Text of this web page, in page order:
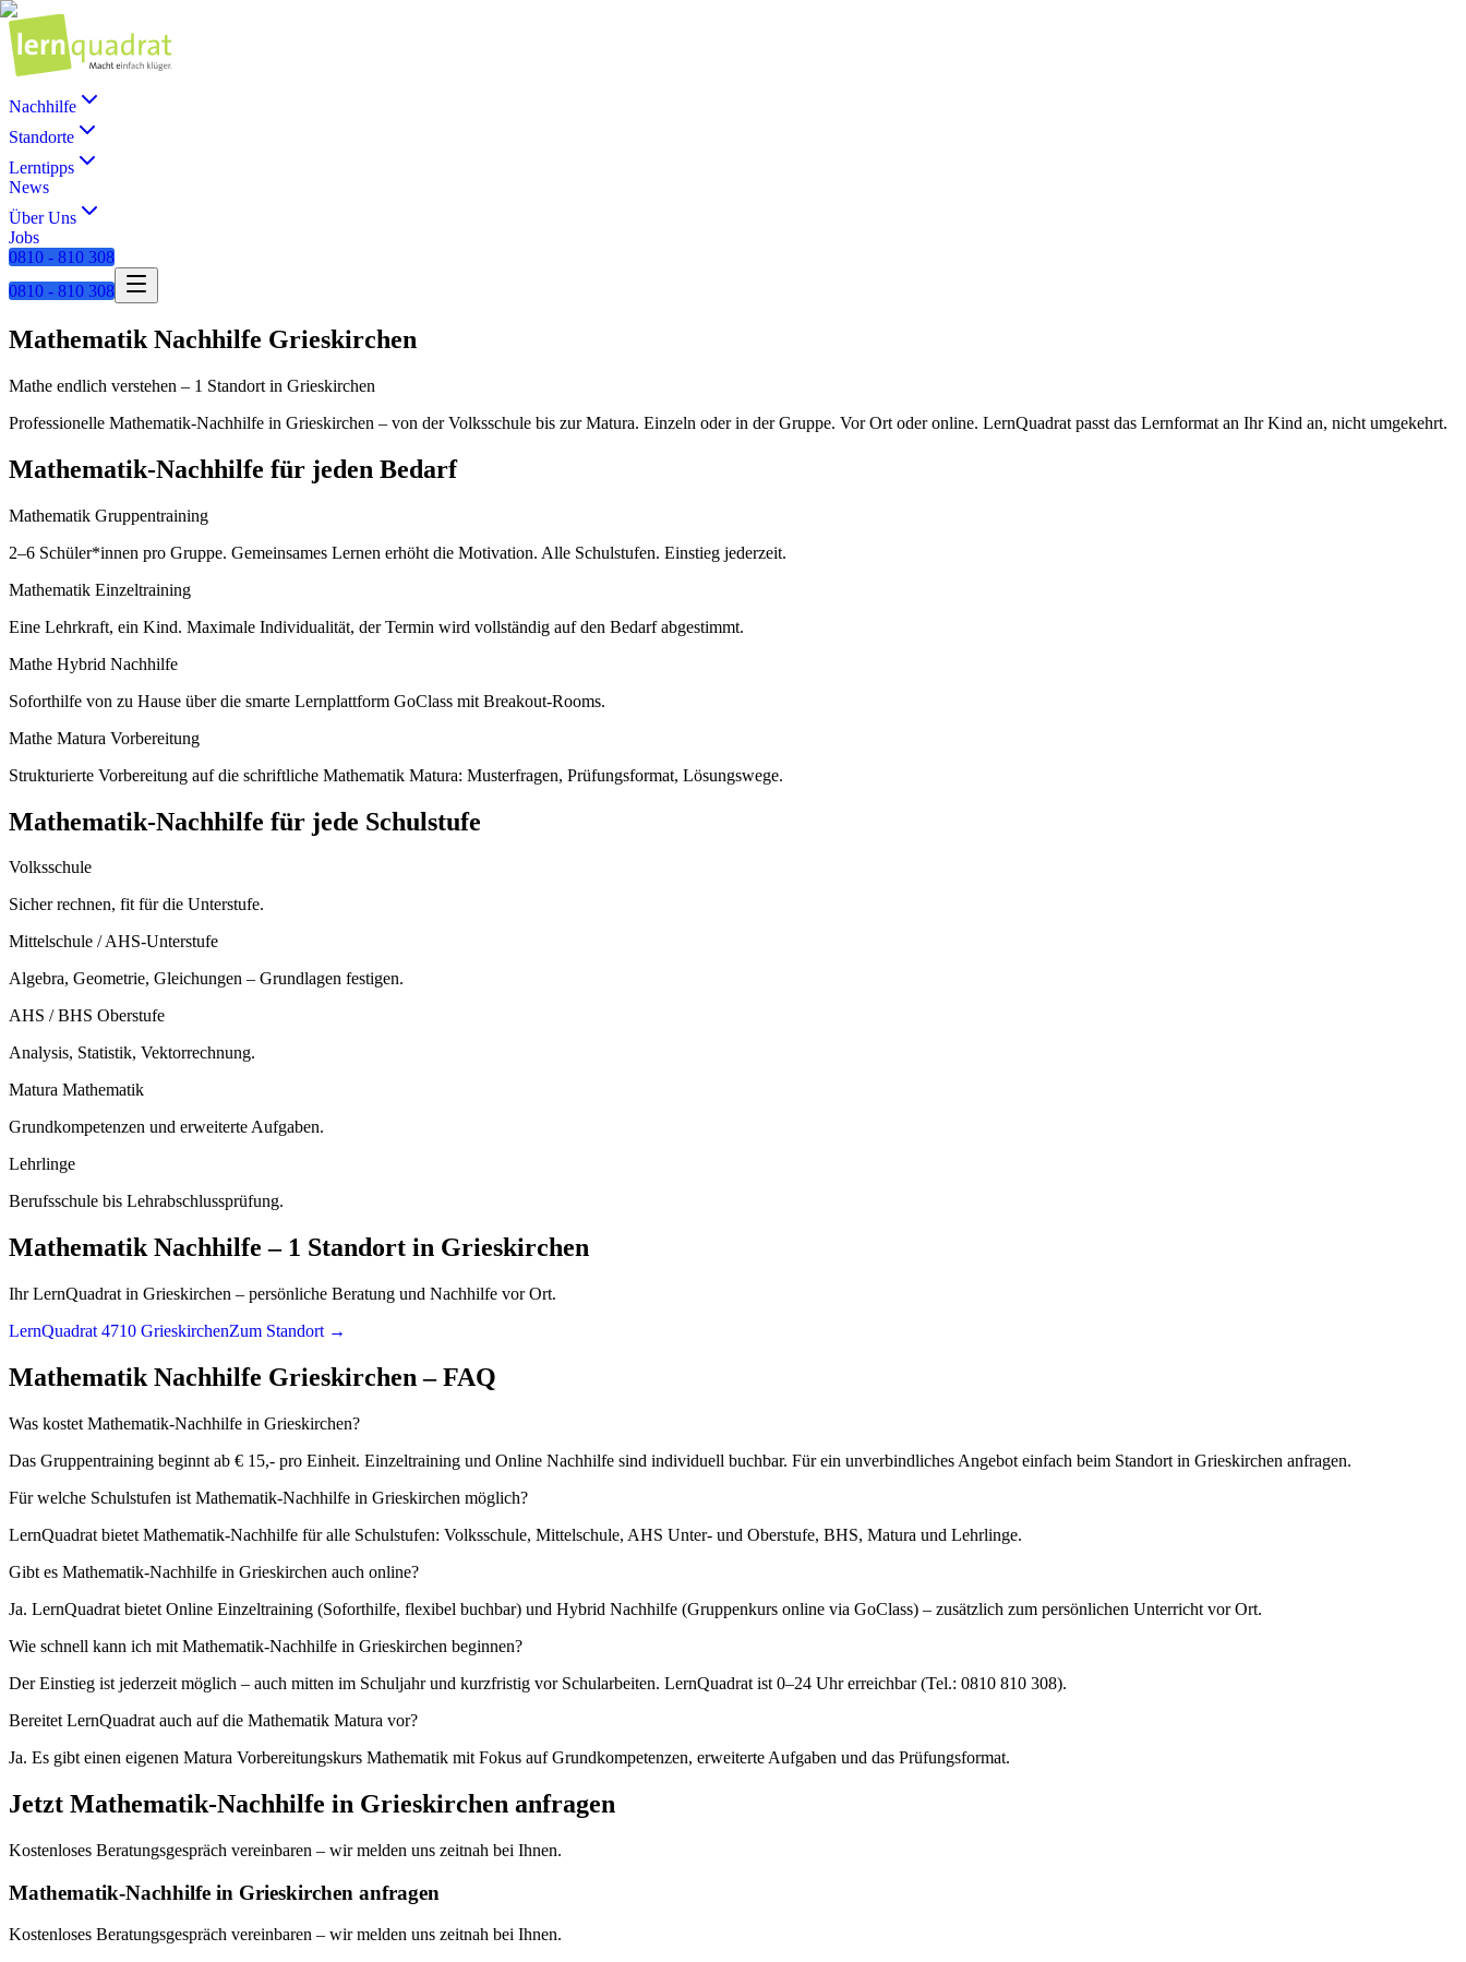
Nachhilfe
Standorte
Lerntipps
News
Über Uns
Jobs
0810 - 810 308
0810 - 810 308
Mathematik Nachhilfe Grieskirchen
Mathe endlich verstehen – 1 Standort in Grieskirchen
Professionelle Mathematik-Nachhilfe in Grieskirchen – von der Volksschule bis zur Matura. Einzeln oder in der Gruppe. Vor Ort oder online. LernQuadrat passt das Lernformat an Ihr Kind an, nicht umgekehrt.
Mathematik-Nachhilfe für jeden Bedarf
Mathematik Gruppentraining
2–6 Schüler*innen pro Gruppe. Gemeinsames Lernen erhöht die Motivation. Alle Schulstufen. Einstieg jederzeit.
Mathematik Einzeltraining
Eine Lehrkraft, ein Kind. Maximale Individualität, der Termin wird vollständig auf den Bedarf abgestimmt.
Mathe Hybrid Nachhilfe
Soforthilfe von zu Hause über die smarte Lernplattform GoClass mit Breakout-Rooms.
Mathe Matura Vorbereitung
Strukturierte Vorbereitung auf die schriftliche Mathematik Matura: Musterfragen, Prüfungsformat, Lösungswege.
Mathematik-Nachhilfe für jede Schulstufe
Volksschule
Sicher rechnen, fit für die Unterstufe.
Mittelschule / AHS-Unterstufe
Algebra, Geometrie, Gleichungen – Grundlagen festigen.
AHS / BHS Oberstufe
Analysis, Statistik, Vektorrechnung.
Matura Mathematik
Grundkompetenzen und erweiterte Aufgaben.
Lehrlinge
Berufsschule bis Lehrabschlussprüfung.
MathematikNachhilfe – 1 Standort in Grieskirchen
Ihr LernQuadrat in Grieskirchen – persönliche Beratung und Nachhilfe vor Ort.
LernQuadrat 4710 GrieskirchenZum Standort →
Mathematik Nachhilfe Grieskirchen – FAQ
Was kostet Mathematik-Nachhilfe in Grieskirchen?
Das Gruppentraining beginnt ab € 15,- pro Einheit. Einzeltraining und Online Nachhilfe sind individuell buchbar. Für ein unverbindliches Angebot einfach beim Standort in Grieskirchen anfragen.
Für welche Schulstufen ist Mathematik-Nachhilfe in Grieskirchen möglich?
LernQuadrat bietet Mathematik-Nachhilfe für alle Schulstufen: Volksschule, Mittelschule, AHS Unter- und Oberstufe, BHS, Matura und Lehrlinge.
Gibt es Mathematik-Nachhilfe in Grieskirchen auch online?
Ja. LernQuadrat bietet Online Einzeltraining (Soforthilfe, flexibel buchbar) und Hybrid Nachhilfe (Gruppenkurs online via GoClass) – zusätzlich zum persönlichen Unterricht vor Ort.
Wie schnell kann ich mit Mathematik-Nachhilfe in Grieskirchen beginnen?
Der Einstieg ist jederzeit möglich – auch mitten im Schuljahr und kurzfristig vor Schularbeiten. LernQuadrat ist 0–24 Uhr erreichbar (Tel.: 0810 810 308).
Bereitet LernQuadrat auch auf die Mathematik Matura vor?
Ja. Es gibt einen eigenen Matura Vorbereitungskurs Mathematik mit Fokus auf Grundkompetenzen, erweiterte Aufgaben und das Prüfungsformat.
Jetzt Mathematik-Nachhilfe in Grieskirchen anfragen
Kostenloses Beratungsgespräch vereinbaren – wir melden uns zeitnah bei Ihnen.
Mathematik-Nachhilfe in Grieskirchen anfragen
Kostenloses Beratungsgespräch vereinbaren – wir melden uns zeitnah bei Ihnen.